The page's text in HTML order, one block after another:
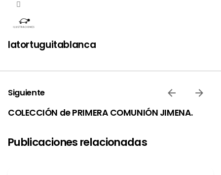
latortuguitablanca
Siguiente
COLECCIÓN de PRIMERA COMUNIÓN JIMENA.
Publicaciones relacionadas